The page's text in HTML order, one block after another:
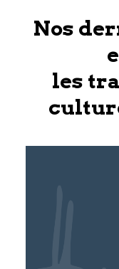
Nos
les